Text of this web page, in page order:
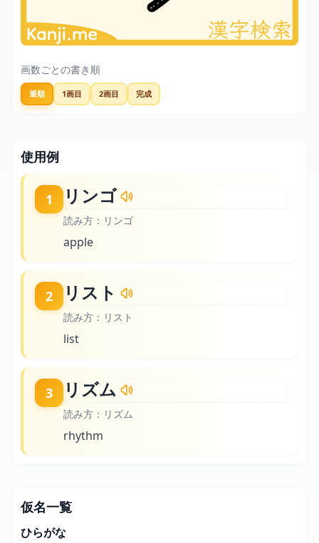
画数ごとの書き順
筆順 1画目 2画目 完成
使用例
1 リンゴ
読み方： リンゴ
apple
2 リスト
読み方： リスト
list
3 リズム
読み方： リズム
rhythm
仮名一覧
ひらがな